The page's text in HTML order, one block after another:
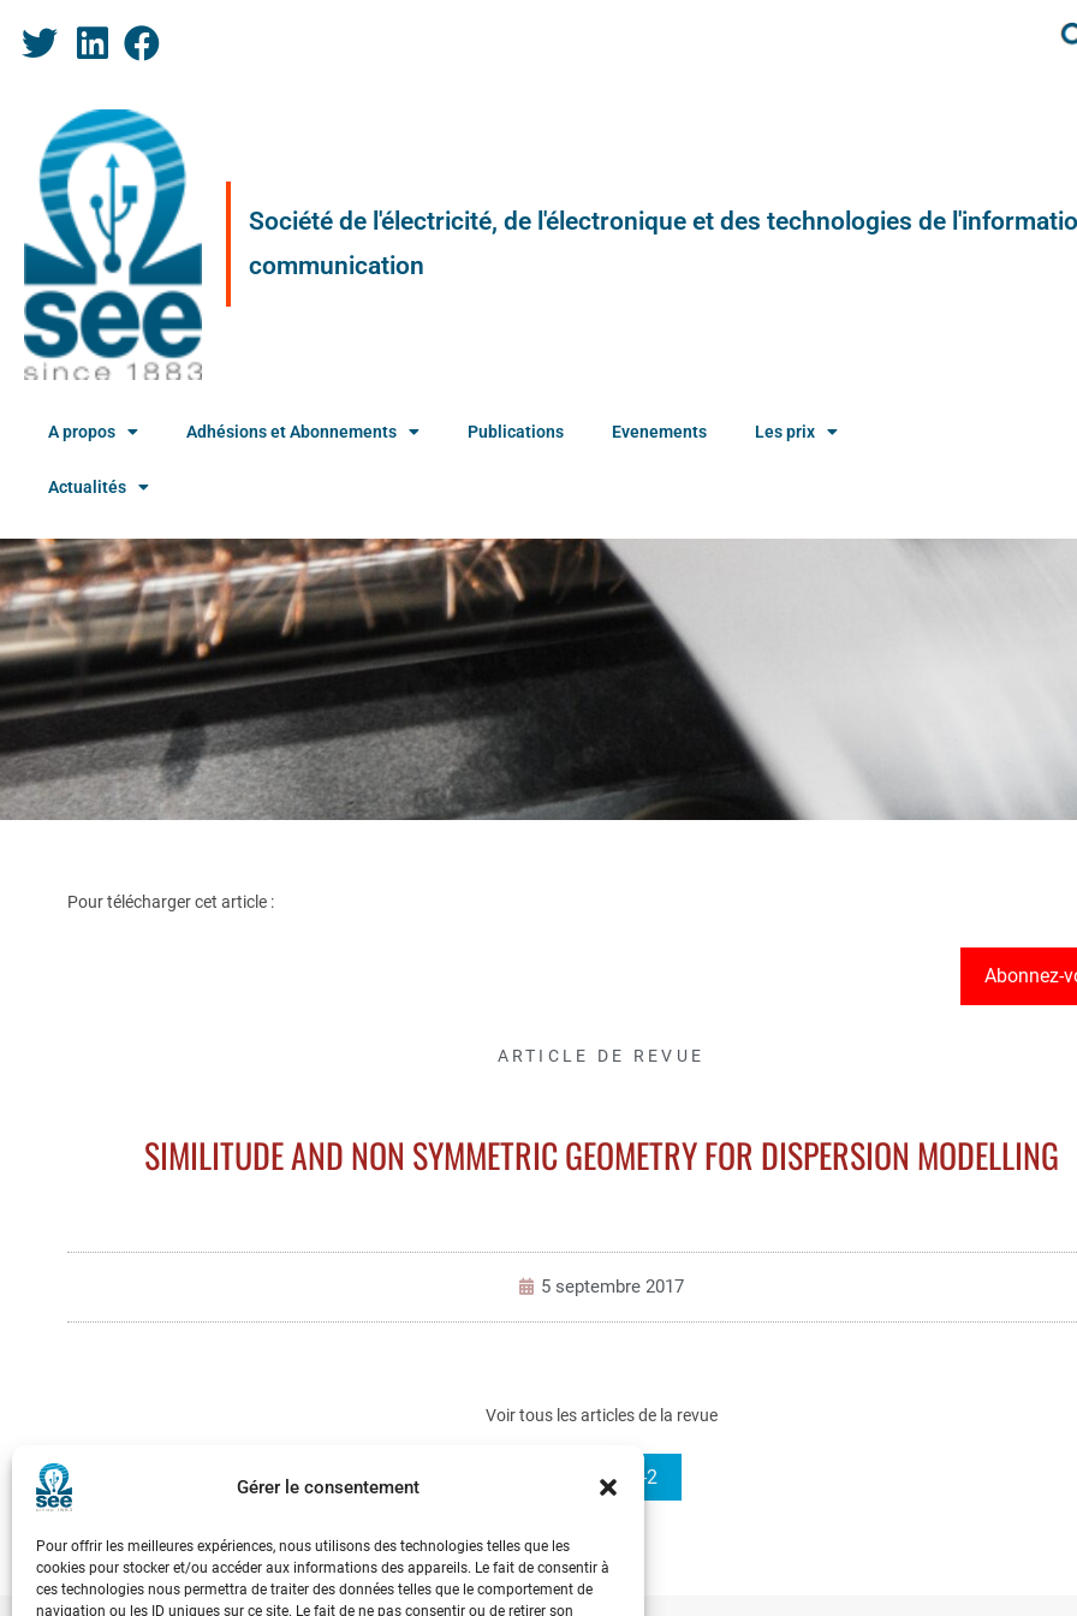
Gérer le consentement
Pour offrir les meilleures expériences, nous utilisons des technologies telles que les
cookies pour stocker et/ou accéder aux informations des appareils. Le fait de consentir à
ces technologies nous permettra de traiter des données telles que le comportement de
navigation ou les ID uniques sur ce site. Le fait de ne pas consentir ou de retirer son
Société de l'électricité, de l'électronique et des technologies de
communication
A propos Adhésions et Abonnements Publications Evenements Les prix
Actualités
Pour télécharger cet article :
Abonnez-
ARTICLE DE REVUE
SIMILITUDE AND NON SYMMETRIC GEOMETRY FOR DISPERSION MODELLING
5 septembre 2017
Voir tous les articles de la revue
e-STA 2008-2